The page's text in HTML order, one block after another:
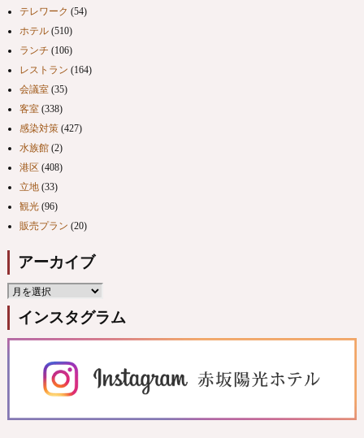
テレワーク (54)
ホテル(510)
ランチ (106)
レストラン (164)
会議室(35)
客室(338)
感染対策(427)
水族館(2)
港区(408)
立地(33)
観光(96)
販売プラン (20)
アーカイブ
インスタグラム